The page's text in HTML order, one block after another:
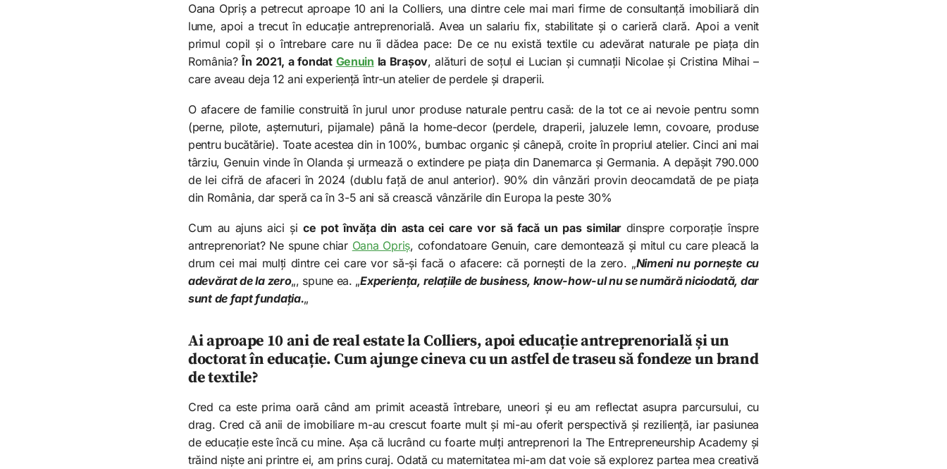
Oana Opriș a petrecut aproape 10 ani la Colliers, una dintre cele mai mari firme de consultanță imobiliară din
lume, apoi a trecut în educație antreprenorială. Avea un salariu fix, stabilitate și o carieră clară. Apoi a venit
primul copil și o întrebare care nu îi dădea pace: De ce nu există textile cu adevărat naturale pe piața din
România?În 2021, a fondat Genuin la Brașov, alături de soțul ei Lucian și cumnații Nicolae și Cristina Mihai –
care aveau deja 12 ani experiență într-un atelier de perdele și draperii.
O afacere de familie construită în jurul unor produse naturale pentru casă: de la tot ce ai nevoie pentru somn
(perne, pilote, așternuturi, pijamale) până la home-decor (perdele, draperii, jaluzele lemn, covoare, produse
pentru bucătărie). Toate acestea din in 100%, bumbac organic și cânepă, croite în propriul atelier. Cinci ani mai
târziu, Genuin vinde în Olanda și urmează o extindere pe piața din Danemarca și Germania. A depășit 790.000
de lei cifră de afaceri în 2024 (dublu față de anul anterior). 90% din vânzări provin deocamdată de pe piața
din România, dar speră ca în 3-5 ani să crească vânzările din Europa la peste 30%
Cum au ajuns aici șice pot învăța din asta cei care vor să facă un pas similar dinspre corporație înspre
antreprenoriat? Ne spune chiar Oana Opriș, cofondatoare Genuin, care demontează și mitul cu care pleacă la
drum cei mai mulți dintre cei care vor să-și facă o afacere: că pornești de la zero. „Nimeni nu pornește cu
adevărat de la zero„, spune ea. „Experiența, relațiile de business, know-how-ul nu se numără niciodată, dar
sunt de fapt fundația.„
Ai aproape 10 ani de real estate la Colliers, apoi educație antreprenorială și un
doctorat în educație. Cum ajunge cineva cu un astfel de traseu să fondeze un brand
de textile?
Cred ca este prima oară când am primit această întrebare, uneori și eu am reflectat asupra parcursului, cu
drag. Cred că anii de imobiliare m-au crescut foarte mult și mi-au oferit perspectivă și reziliență, iar pasiunea
de educație este încă cu mine. Așa că lucrând cu foarte mulți antreprenori la The Entrepreneurship Academy și
trăind niște ani printre ei, am prins curaj. Odată cu maternitatea mi-am dat voie să explorez partea mea creativă